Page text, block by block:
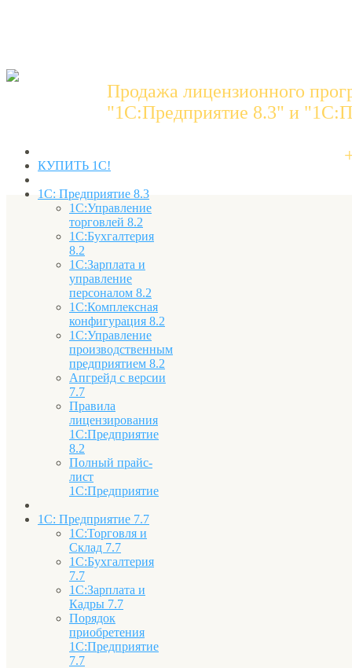
Продажа лицензионного
"1C:Предприятие 8.3" и
КУПИТЬ 1С!
1С: Предприятие 8.3
1С:Управление
торговлей 8.2
1С:Бухгалтерия
8.2
1С:Зарплата и
управление
персоналом 8.2
1С:Комплексная
конфигурация 8.2
1С:Управление
производственным
предприятием 8.2
Апгрейд с версии
7.7
Правила
лицензирования
1С:Предприятие
8.2
Полный прайс-
лист
1С:Предприятие
1С: Предприятие 7.7
1С:Торговля и
Склад 7.7
1С:Бухгалтерия
7.7
1С:Зарплата и
Кадры 7.7
Порядок
приобретения
1С:Предприятие
7.7